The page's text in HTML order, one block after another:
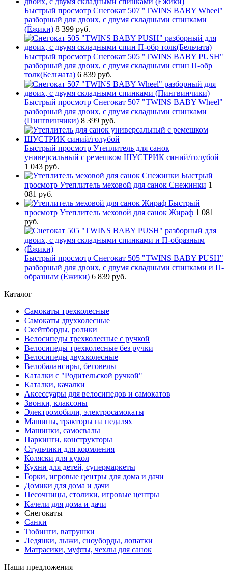
Быстрый просмотр Снегокат 507 "TWINS BABY Wheel"
разборный для двоих, с двумя складными спинками
(Ёжики) 8 399 руб.
Быстрый просмотр Снегокат 505 "TWINS BABY PUSH"
разборный для двоих, с двумя складными спин П-обр
толк(Бельчата) 6 839 руб.
Быстрый просмотр Снегокат 507 "TWINS BABY Wheel"
разборный для двоих, с двумя складными спинками
(Пингвинчики) 8 399 руб.
Быстрый просмотр Утеплитель для санок
универсальный с ремешком ШУСТРИК синий/голубой
1 043 руб.
Быстрый
просмотр Утеплитель меховой для санок Снежинки 1
081 руб.
Быстрый
просмотр Утеплитель меховой для санок Жираф 1 081
руб.
Быстрый просмотр Снегокат 505 "TWINS BABY PUSH"
разборный для двоих, с двумя складными спинками и П-
образным (Ёжики) 6 839 руб.
Каталог
Самокаты трехколесные
Самокаты двухколесные
Скейтборды, ролики
Велосипеды трехколесные с ручкой
Велосипеды трехколесные без ручки
Велосипеды двухколесные
Велобалансиры, беговелы
Каталки с "Родительской ручкой"
Каталки, качалки
Аксессуары для велосипедов и самокатов
Звонки, клаксоны
Электромобили, электросамокаты
Машины, тракторы на педалях
Машинки, самосвалы
Паркинги, конструкторы
Стульчики для кормления
Коляски для кукол
Кухни для детей, супермаркеты
Горки, игровые центры для дома и дачи
Домики для дома и дачи
Песочницы, столики, игровые центры
Качели для дома и дачи
Снегокаты
Санки
Тюбинги, ватрушки
Ледянки, лыжи, сноуборды, лопатки
Матрасики, муфты, чехлы для санок
Наши предложения